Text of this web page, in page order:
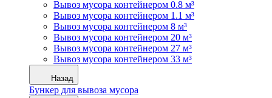
Вывоз мусора контейнером 0.8 м³
Вывоз мусора контейнером 1.1 м³
Вывоз мусора контейнером 8 м³
Вывоз мусора контейнером 20 м³
Вывоз мусора контейнером 27 м³
Вывоз мусора контейнером 33 м³
Назад
Бункер для вывоза мусора